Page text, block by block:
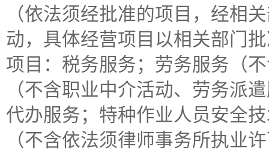
（依法须经批准的项目，经相
动，具体经营项目以相关部门
项目：税务服务；劳务服务（
（不含职业中介活动、劳务派
代办服务；特种作业人员安全
（不含依法须律师事务所执业